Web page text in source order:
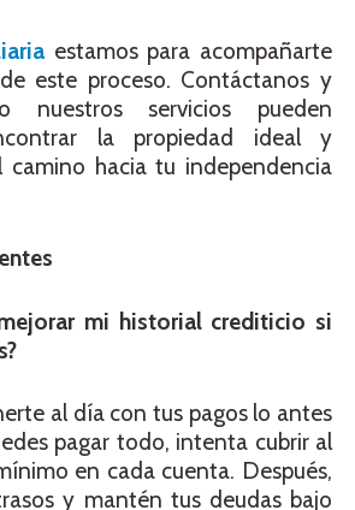
estamos para acompañarte
este proceso. Contáctanos y
nuestros servicios pueden
la propiedad ideal y
camino hacia tu independencia
mi historial crediticio si
al día con tus pagos lo antes
pagar todo, intenta cubrir al
en cada cuenta. Después,
y mantén tus deudas bajo